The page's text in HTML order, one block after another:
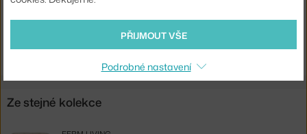
Ste zo Slovenska? Prejdite naVankúš Falda Smocked, undyed
Shopping from the EU? Switch toFalda Smocked Cushion,
undyed
Ze stejné kolekce
PŘIJMOUT VŠE
Podrobné nastavení